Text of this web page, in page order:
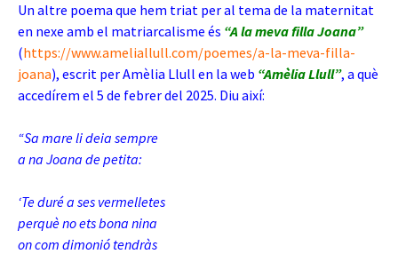
Un altre poema que hem triat per al tema de la maternitat
en nexe amb el matriarcalisme és “A la meva filla Joana”
(https://www.ameliallull.com/poemes/a-la-meva-filla-
joana), escrit per Amèlia Llull en la web “Amèlia Llull”, a què
accedírem el 5 de febrer del 2025. Diu així:
“Sa mare li deia sempre
a na Joana de petita:
‘Te duré a ses vermelletes
perquè no ets bona nina
on com dimonió tendràs